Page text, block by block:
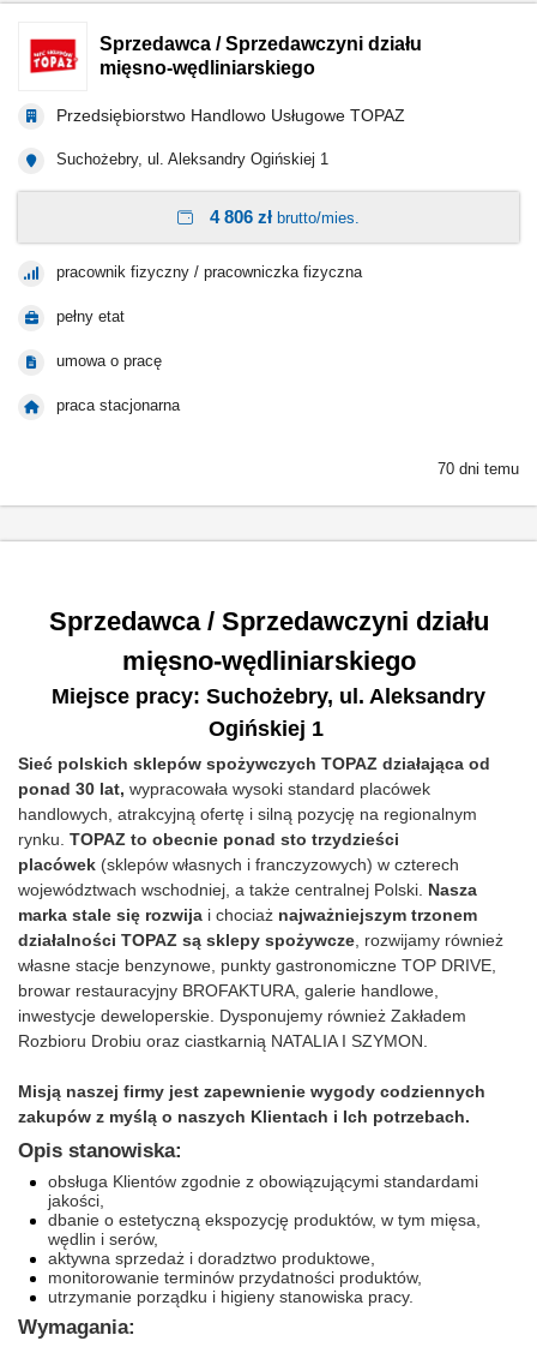
Sprzedawca / Sprzedawczyni działu
mięsno-wędliniarskiego
Przedsiębiorstwo Handlowo Usługowe TOPAZ
Suchożebry, ul. Aleksandry Ogińskiej 1
4 806 zł brutto/mies.
pracownik fizyczny / pracowniczka fizyczna
pełny etat
umowa o pracę
praca stacjonarna
70 dni temu
Sprzedawca / Sprzedawczyni działu
mięsno-wędliniarskiego
Miejsce pracy: Suchożebry, ul. Aleksandry
Ogińskiej 1
Sieć polskich sklepów spożywczych TOPAZ działająca od
ponad 30 lat, wypracowała wysoki standard placówek
handlowych, atrakcyjną ofertę i silną pozycję na regionalnym
rynku. TOPAZ to obecnie ponad sto trzydzieści
placówek (sklepów własnych i franczyzowych) w czterech
województwach wschodniej, a także centralnej Polski. Nasza
marka stale się rozwija i chociaż najważniejszym trzonem
działalności TOPAZ są sklepy spożywcze , rozwijamy również
własne stacje benzynowe, punkty gastronomiczne TOP DRIVE,
browar restauracyjny BROFAKTURA, galerie handlowe,
inwestycje deweloperskie. Dysponujemy również Zakładem
Rozbioru Drobiu oraz ciastkarnią NATALIA I SZYMON.
Misją naszej firmy jest zapewnienie wygody codziennych
zakupów z myślą o naszych Klientach i Ich potrzebach.
Opis stanowiska:
obsługa Klientów zgodnie z obowiązującymi standardami
jakości,
dbanie o estetyczną ekspozycję produktów, w tym mięsa,
wędlin i serów,
aktywna sprzedaż i doradztwo produktowe,
monitorowanie terminów przydatności produktów,
utrzymanie porządku i higieny stanowiska pracy.
Wymagania: